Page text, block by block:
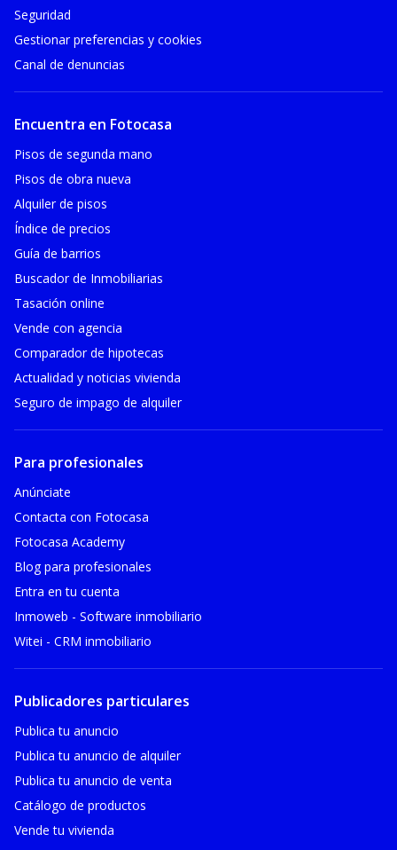
Seguridad
Gestionar preferencias y cookies
Canal de denuncias
Encuentra en Fotocasa
Pisos de segunda mano
Pisos de obra nueva
Alquiler de pisos
Índice de precios
Guía de barrios
Buscador de Inmobiliarias
Tasación online
Vende con agencia
Comparador de hipotecas
Actualidad y noticias vivienda
Seguro de impago de alquiler
Para profesionales
Anúnciate
Contacta con Fotocasa
Fotocasa Academy
Blog para profesionales
Entra en tu cuenta
Inmoweb - Software inmobiliario
Witei - CRM inmobiliario
Publicadores particulares
Publica tu anuncio
Publica tu anuncio de alquiler
Publica tu anuncio de venta
Catálogo de productos
Vende tu vivienda